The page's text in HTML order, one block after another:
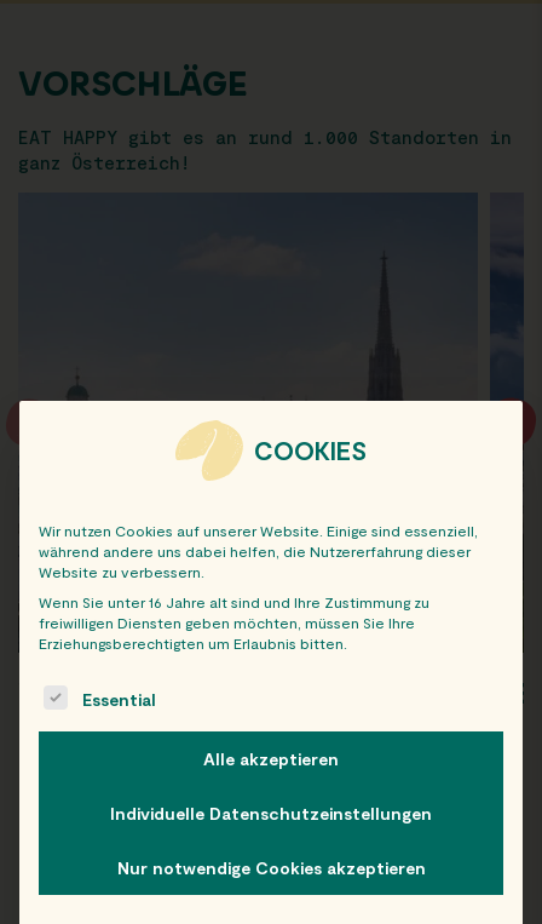
VORSCHLÄGE
EAT HAPPY gibt es an rund 1.000 Standorten in
ganz Österreich!
WIEN
Folge uns auf Instagram!
@EATHAPPY
COOKIES
Wir nutzen Cookies auf unserer Website. Einige sind essenziell,
während andere uns dabei helfen, die Nutzererfahrung dieser
Website zu verbessern.
Wenn Sie unter 16 Jahre alt sind und Ihre Zustimmung zu
freiwilligen Diensten geben möchten, müssen Sie Ihre
Erziehungsberechtigten um Erlaubnis bitten.
The following is a list of service groups for which consent
Essential
Alle akzeptieren
Individuelle Datenschutzeinstellungen
Nur notwendige Cookies akzeptieren